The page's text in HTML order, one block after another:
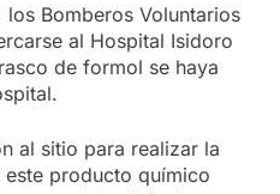
Bomberos Voluntarios
al Hospital Isidoro
de formol se haya
al sitio para realizar la
producto químico